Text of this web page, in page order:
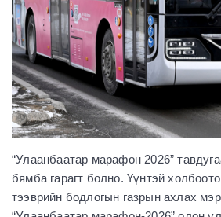
“Улаанбаатар марафон 2026”
бямба гарагт болно. Үүнтэй
тээврийн бодлогын газрын ахлах